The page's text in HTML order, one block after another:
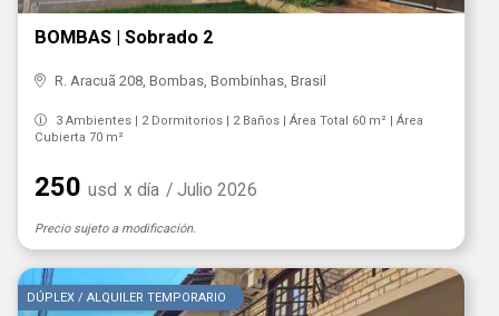
BOMBAS | Sobrado 2
R. Aracuã 208, Bombas, Bombinhas, Brasil
3 Ambientes | 2 Dormitorios | 2 Baños | Área Total 60 m² | Área
Cubierta 70 m²
250 usd x día / Julio 2026
Precio sujeto a modificación.
DÚPLEX / ALQUILER TEMPORARIO